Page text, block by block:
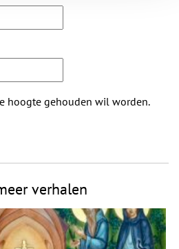
hoogte gehouden wil worden.
verhalen